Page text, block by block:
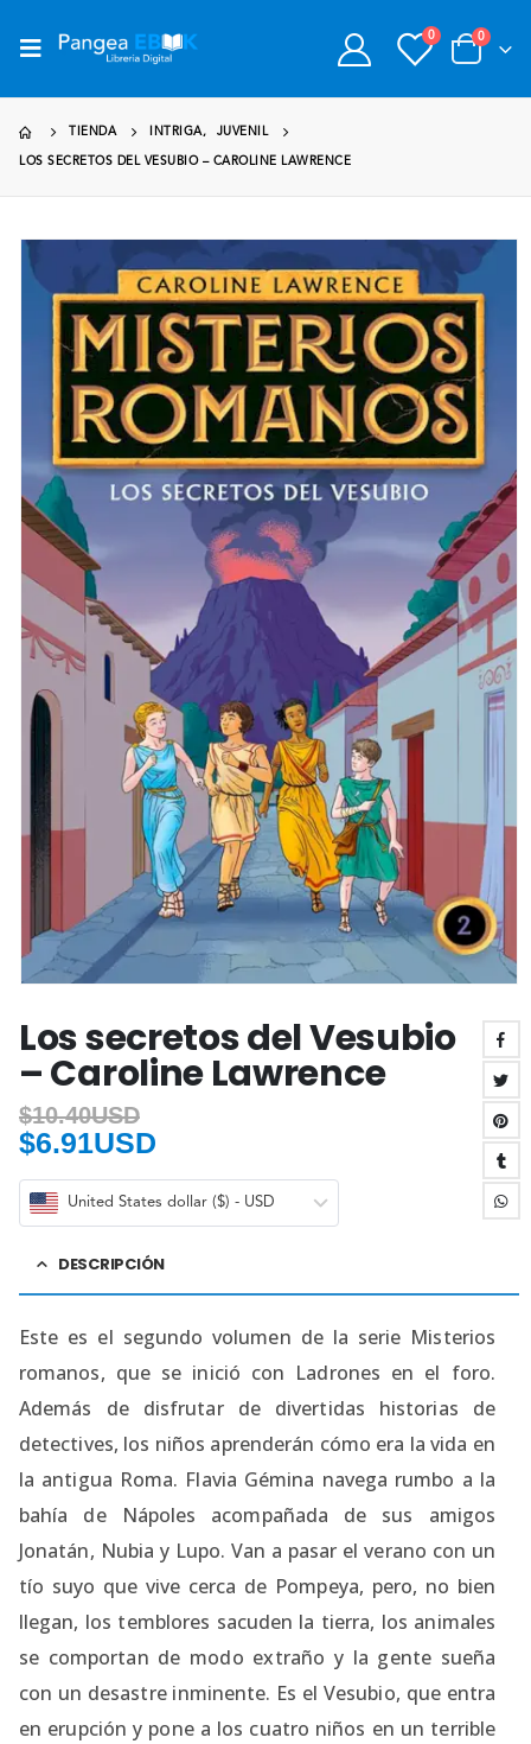
0 0
TIENDA INTRIGA, JUVENIL
LOS SECRETOS DEL VESUBIO – CAROLINE LAWRENCE
Los secretos del Vesubio
– Caroline Lawrence
$10.40USD
$6.91USD
United States dollar ($) - USD
DESCRIPCIÓN
Este es el segundo volumen de la serie Misterios
romanos, que se inició con Ladrones en el foro.
Además de disfrutar de divertidas historias de
detectives, los niños aprenderán cómo era la vida en
la antigua Roma. Flavia Gémina navega rumbo a la
bahía de Nápoles acompañada de sus amigos
Jonatán, Nubia y Lupo. Van a pasar el verano con un
tío suyo que vive cerca de Pompeya, pero, no bien
llegan, los temblores sacuden la tierra, los animales
se comportan de modo extraño y la gente sueña
con un desastre inminente. Es el Vesubio, que entra
en erupción y pone a los cuatro niños en un terrible